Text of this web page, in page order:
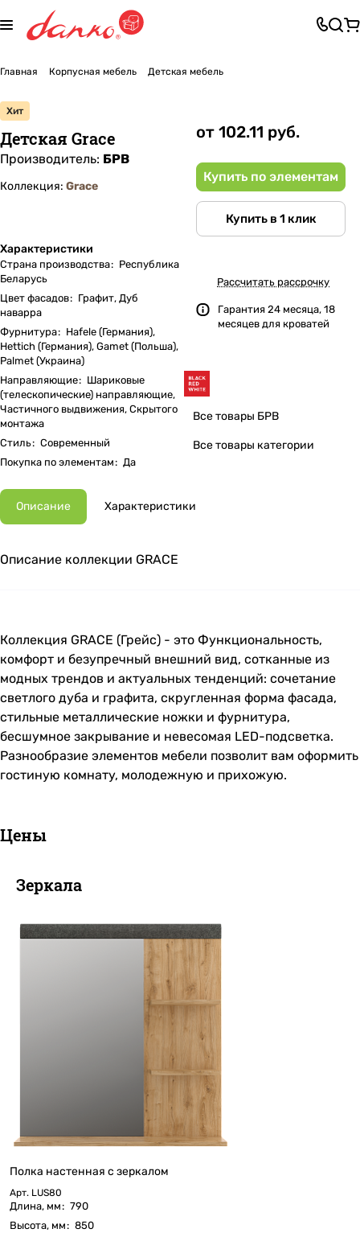
Главная Корпусная мебель Детская мебель
Хит
Детская Grace
Производитель: БРВ
Коллекция: Grace
Характеристики
Страна производства: Республика
Беларусь
Цвет фасадов: Графит, Дуб
наварра
Фурнитура: Hafеle (Германия),
Hettich (Германия), Gamet (Польша),
Palmet (Украина)
Направляющие: Шариковые
(телескопические) направляющие,
Частичного выдвижения, Скрытого
монтажа
Стиль: Современный
Покупка по элементам: Да
от 102.11 руб.
Купить по элементам
Купить в 1 клик
Рассчитать рассрочку
Гарантия 24 месяца, 18
месяцев для кроватей
Все товары БРВ
Все товары категории
Описание Характеристики
Описание коллекции GRACE
Коллекция GRACE (Грейс) - это Функциональность,
комфорт и безупречный внешний вид, сотканные из
модных трендов и актуальных тенденций: сочетание
светлого дуба и графита, скругленная форма фасада,
стильные металлические ножки и фурнитура,
бесшумное закрывание и невесомая LED-подсветка.
Разнообразие элементов мебели позволит вам оформить
гостиную комнату, молодежную и прихожую.
Цены
Зеркала
Полка настенная с зеркалом
Арт. LUS80
Длина, мм: 790
Высота, мм: 850